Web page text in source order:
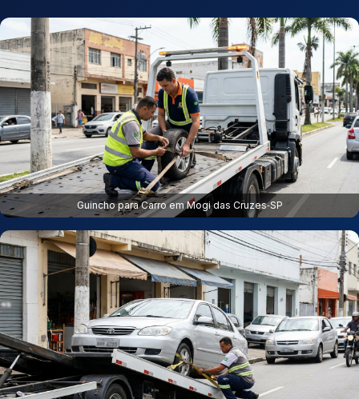
Guincho para Carro em Mogi das Cruzes‑SP